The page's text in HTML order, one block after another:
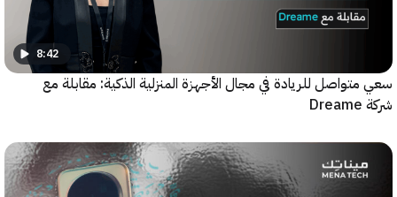
8:42
للريادة في مجال الأجهزة المنزلية الذكية: مقابلة مع